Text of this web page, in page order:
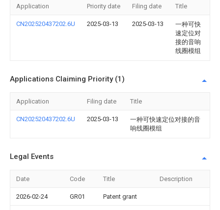
Application Priority date Filing date Title
CN202520437202.6U 2025-03-13 2025-03-13
一种可快
速定位对
接的音响
线圈模组
Applications Claiming Priority (1)
Application Filing date Title
CN202520437202.6U 2025-03-13
一种可快速定位对接的音
响线圈模组
Legal Events
Date Code Title Description
2026-02-24 GR01 Patent grant